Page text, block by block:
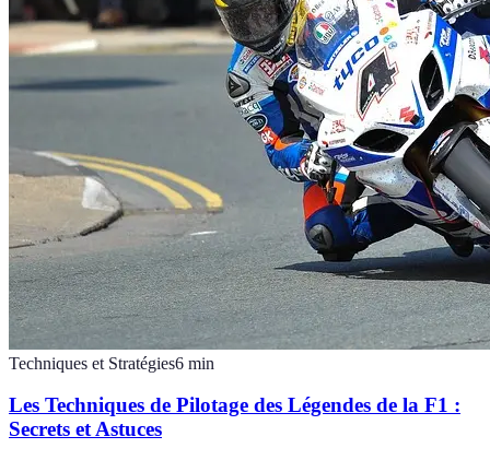
Techniques et Stratégies6 min
Les Techniques de Pilotage des Légendes de la F1 :
Secrets et Astuces